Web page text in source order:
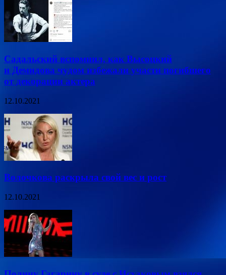
Садальский вспомнил, как Высоцкий
и Демидова чудом избежали участи погибшего
от декорации актера
12.10.2021
Волочкова раскрыла свой вес и рост
12.10.2021